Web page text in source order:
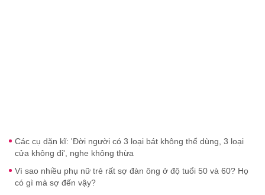
Các cụ dặn kĩ: 'Đời người có 3 loại bát không thể dùng, 3 loại
cửa không đi', nghe không thừa
Vì sao nhiều phụ nữ trẻ rất sợ đàn ông ở độ tuổi 50 và 60? Họ
có gì mà sợ đến vậy?